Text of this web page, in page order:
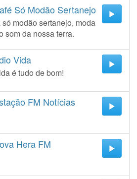
Só Modão Sertanejo
modão sertanejo, moda
som da nossa terra.
Vida
é tudo de bom!
FM Notícias
Hera FM